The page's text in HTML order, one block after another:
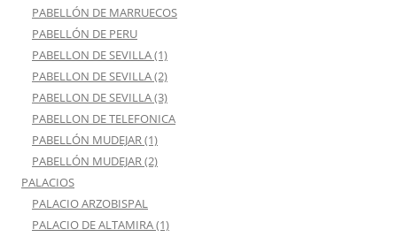
PABELLÓN DE MARRUECOS
PABELLÓN DE PERU
PABELLON DE SEVILLA (1)
PABELLON DE SEVILLA (2)
PABELLON DE SEVILLA (3)
PABELLON DE TELEFONICA
PABELLÓN MUDEJAR (1)
PABELLÓN MUDEJAR (2)
PALACIOS
PALACIO ARZOBISPAL
PALACIO DE ALTAMIRA (1)